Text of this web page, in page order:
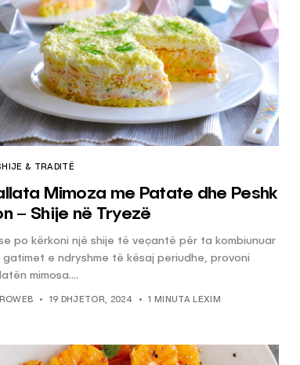
& TRADITË
Mimoza me Patate dhe Peshk
– Shije në Tryezë
po kërkoni një shije të veçantë për ta kombiunuar
gatimet e ndryshme të kësaj periudhe, provoni
mimosa....
19 DHJETOR, 2024 1 MINUTA LEXIM